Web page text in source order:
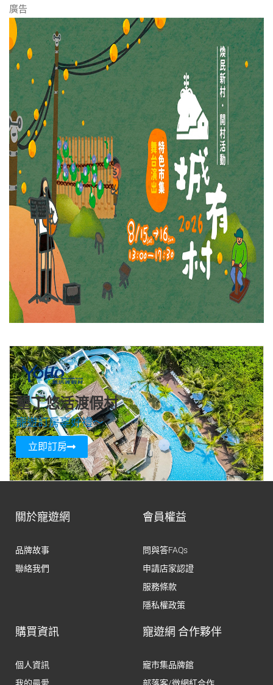
廣告
墾丁悠活渡假村
寵遊訂房享好禮～
立即訂房
關於寵遊網
品牌故事
聯絡我們
會員權益
問與答FAQs
申請店家認證
服務條款
隱私權政策
購買資訊
個人資訊
我的最愛
寵遊網 合作夥伴
寵市集品牌館
部落客/微網紅合作